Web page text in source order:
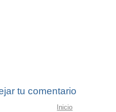
tu comentario
Inicio